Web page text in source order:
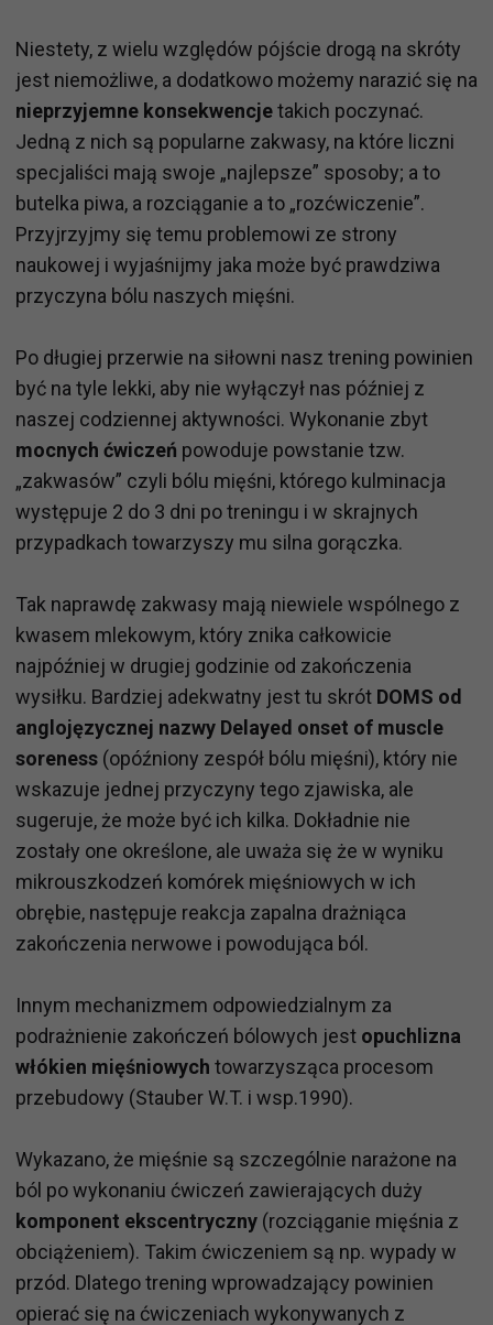
Niestety, z wielu względów pójście drogą na skróty
jest niemożliwe, a dodatkowo możemy narazić się na
nieprzyjemne konsekwencjetakich poczynać.
Jedną z nich są popularne zakwasy, na które liczni
specjaliści mają swoje „najlepsze” sposoby; a to
butelka piwa, a rozciąganie a to „rozćwiczenie”.
Przyjrzyjmy się temu problemowi ze strony
naukowej i wyjaśnijmy jaka może być prawdziwa
przyczyna bólu naszych mięśni.
Po długiej przerwie na siłowni nasz trening powinien
być na tyle lekki, aby nie wyłączył nas później z
naszej codziennej aktywności. Wykonanie zbyt
mocnych ćwiczeń powoduje powstanie tzw.
„zakwasów” czyli bólu mięśni, którego kulminacja
występuje 2 do 3 dni po treningu i w skrajnych
przypadkach towarzyszy mu silna gorączka.
Tak naprawdę zakwasy mają niewiele wspólnego z
kwasem mlekowym, który znika całkowicie
najpóźniej w drugiej godzinie od zakończenia
wysiłku. Bardziej adekwatny jest tu skrót DOMS od
anglojęzycznej nazwy Delayed onset of muscle
soreness (opóźniony zespół bólu mięśni), który nie
wskazuje jednej przyczyny tego zjawiska, ale
sugeruje, że może być ich kilka. Dokładnie nie
zostały one określone, ale uważa się że w wyniku
mikrouszkodzeń komórek mięśniowych w ich
obrębie, następuje reakcja zapalna drażniąca
zakończenia nerwowe i powodująca ból.
Innym mechanizmem odpowiedzialnym za
podrażnienie zakończeń bólowych jest opuchlizna
włókien mięśniowych towarzysząca procesom
przebudowy (Stauber W.T. i wsp.1990).
Wykazano, że mięśnie są szczególnie narażone na
ból po wykonaniu ćwiczeń zawierających duży
komponent ekscentryczny (rozciąganie mięśnia z
obciążeniem). Takim ćwiczeniem są np. wypady w
przód. Dlatego trening wprowadzający powinien
opierać się na ćwiczeniach wykonywanych z